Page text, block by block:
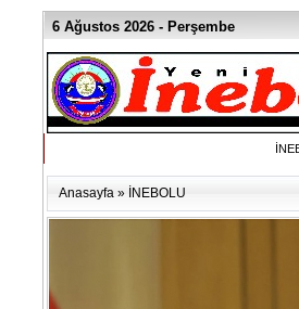
6 Ağustos 2026 - Perşembe
Anasayfa » İNEBOLU